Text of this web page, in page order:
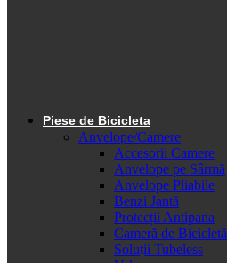
Piese de Bicicleta
Anvelope/Camere
Accesorii Camere
Anvelope pe Sârmă
Anvelope Pliabile
Benzi Jantă
Protecții Antipana
Cameră de Bicicletă
Soluții Tubeless